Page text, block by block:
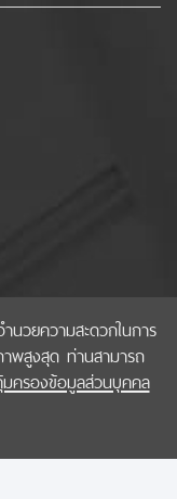
วยความสะดวกในการ
าพสูงสุด ท่านสามารถ
มครองข้อมูลส่วนบุคคล
ยาศาสตร์ วิจัยและนวัตกรรม
คล